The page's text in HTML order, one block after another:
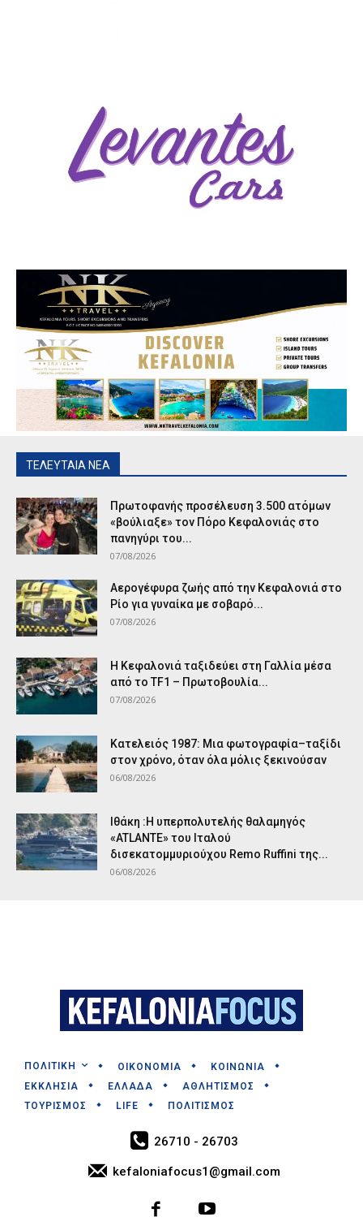
ΤΕΛΕΥΤΑΙΑ ΝΕΑ
Πρωτοφανής προσέλευση 3.500 ατόμων
«βούλιαξε» τον Πόρο Κεφαλονιάς στο
πανηγύρι του...
07/08/2026
Αερογέφυρα ζωής από την Κεφαλονιά στο
Ρίο για γυναίκα με σοβαρό...
07/08/2026
Η Κεφαλονιά ταξιδεύει στη Γαλλία μέσα
από το TF1 – Πρωτοβουλία...
07/08/2026
Κατελειός 1987: Μια φωτογραφία–ταξίδι
στον χρόνο, όταν όλα μόλις ξεκινούσαν
06/08/2026
Ιθάκη :Η υπερπολυτελής θαλαμηγός
«ATLANTE» του Ιταλού
δισεκατομμυριούχου Remo Ruffini της...
06/08/2026
ΠΟΛΙΤΙΚΗ ΟΙΚΟΝΟΜΙΑ
ΚΟΙΝΩΝΙΑ
ΕΚΚΛΗΣΙΑ
ΕΛΛΑΔΑ
ΑΘΛΗΤΙΣΜΟΣ
ΤΟΥΡΙΣΜΟΣ
LIFE ΠΟΛΙΤΙΣΜΟΣ
26710 - 26703
kefaloniafocus1@gmail.com